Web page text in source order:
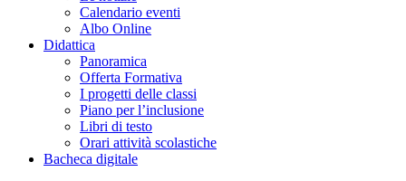
Calendario eventi
Albo Online
Didattica
Panoramica
Offerta Formativa
I progetti delle classi
Piano per l’inclusione
Libri di testo
Orari attività scolastiche
Bacheca digitale